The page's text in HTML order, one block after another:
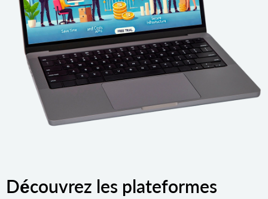
Découvrez les plateformes